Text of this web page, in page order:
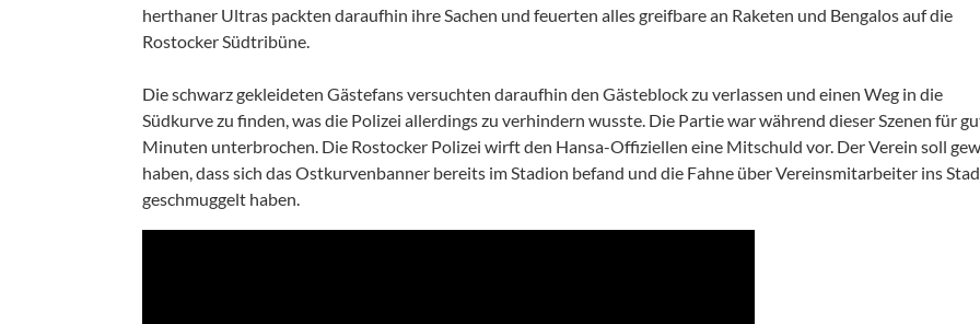
herthaner Ultras packten daraufhin ihre Sachen und feuerten alles greifbare an Raketen und Bengalos auf die
Rostocker Südtribüne.
Die schwarz gekleideten Gästefans versuchten daraufhin den Gästeblock zu verlassen und einen Weg in die
Südkurve zu finden, was die Polizei allerdings zu verhindern wusste. Die Partie war während dieser Szenen für
Minuten unterbrochen. Die Rostocker Polizei wirft den Hansa-Offiziellen eine Mitschuld vor. Der Verein soll
haben, dass sich das Ostkurvenbanner bereits im Stadion befand und die Fahne über Vereinsmitarbeiter ins
geschmuggelt haben.